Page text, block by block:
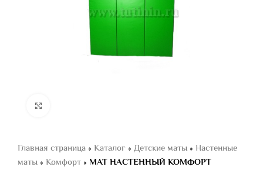
Главная страница » Каталог » Детские маты » Настенные
маты » Комфорт » МАТ НАСТЕННЫЙ КОМФОРТ